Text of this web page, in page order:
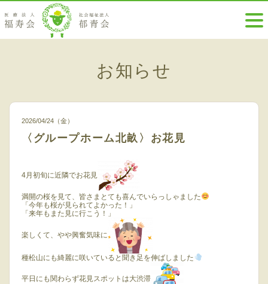
お知らせ
2026/04/24（金）
〈グループホーム北畝〉お花見
4月初旬に近隣でお花見
満開の桜を見て、皆さまとても喜んでいらっしゃました
「今年も桜が見られてよかった！」
「来年もまた見に行こう！」
楽しくて、やや興奮気味に
種松山にも綺麗に咲いていると聞き足を伸ばしました
平日にも関わらず花見スポットは大渋滞